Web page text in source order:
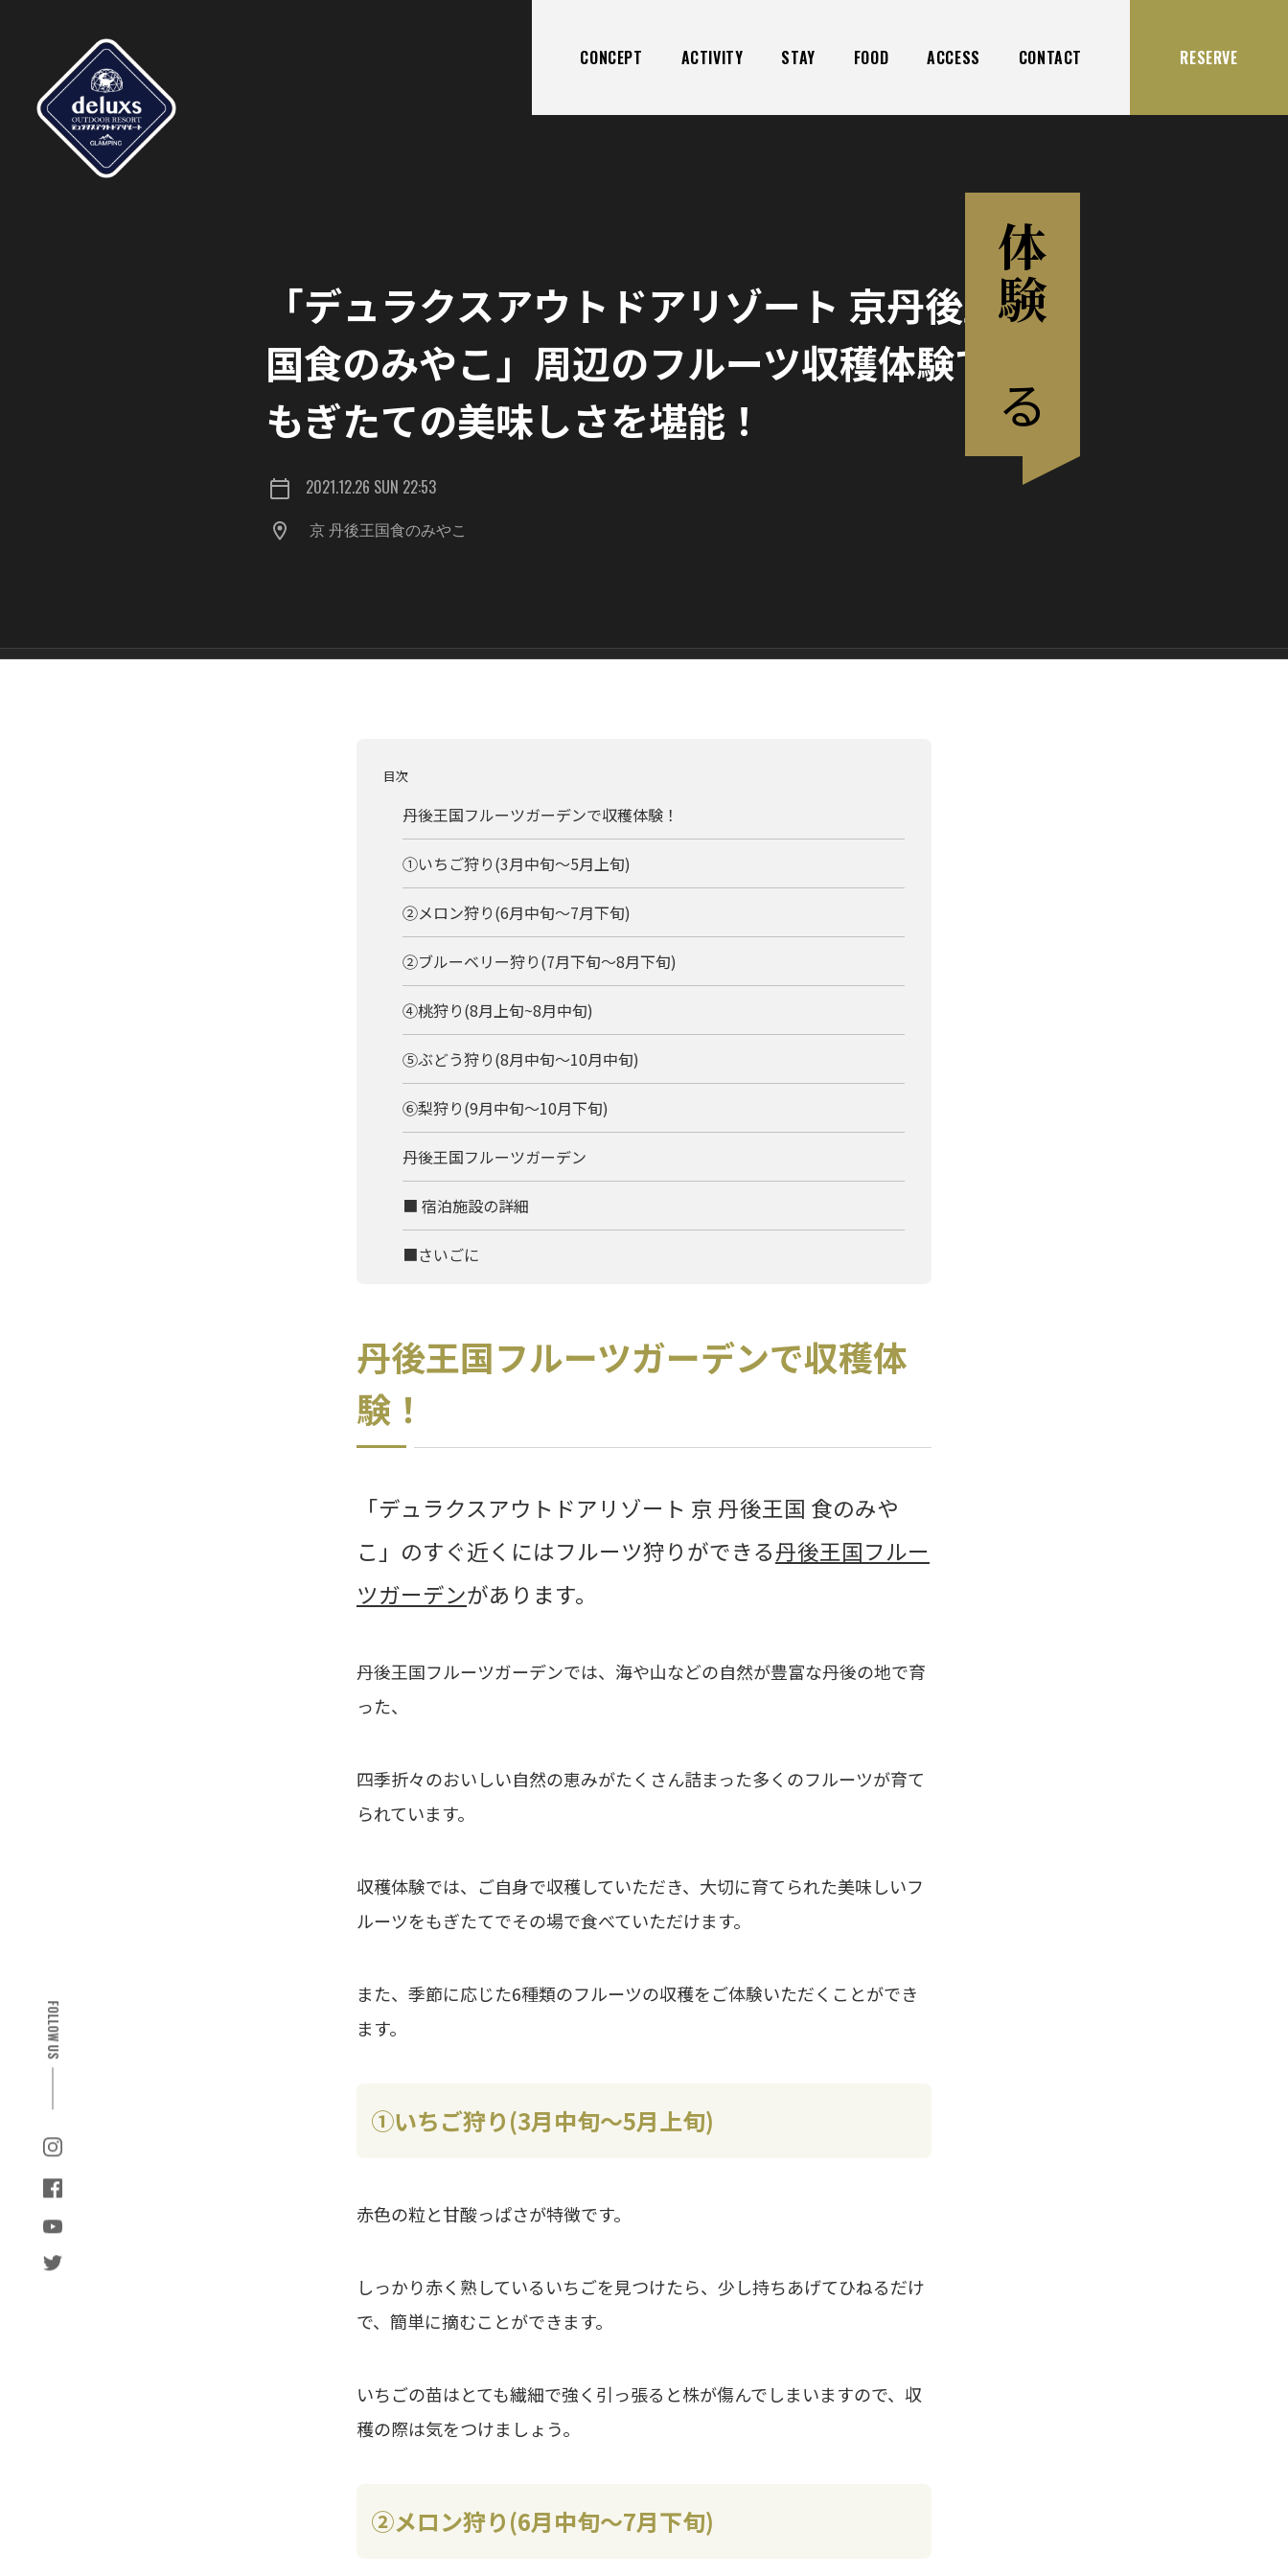
CONCEPT ACTIVITY STAY FOOD ACCESS CONTACT RESERVE
FOLLOW US
体験
する
「デュラクスアウトドアリゾート 京丹後王
国食のみやこ」周辺のフルーツ収穫体験で
もぎたての美味しさを堪能！
2021.12.26 SUN 22:53
京 丹後王国食のみやこ
目次
丹後王国フルーツガーデンで収穫体験！
①いちご狩り(3月中旬〜5月上旬)
②メロン狩り(6月中旬〜7月下旬)
②ブルーベリー狩り(7月下旬〜8月下旬)
④桃狩り(8月上旬~8月中旬)
⑤ぶどう狩り(8月中旬〜10月中旬)
⑥梨狩り(9月中旬〜10月下旬)
丹後王国フルーツガーデン
■ 宿泊施設の詳細
■さいごに
丹後王国フルーツガーデンで収穫体
験！
「デュラクスアウトドアリゾート 京 丹後王国 食のみや
こ」のすぐ近くにはフルーツ狩りができる丹後王国フルー
ツガーデンがあります。
丹後王国フルーツガーデンでは、海や山などの自然が豊富な丹後の地で育
った、
四季折々のおいしい自然の恵みがたくさん詰まった多くのフルーツが育て
られています。
収穫体験では、ご自身で収穫していただき、大切に育てられた美味しいフ
ルーツをもぎたてでその場で食べていただけます。
また、季節に応じた6種類のフルーツの収穫をご体験いただくことができ
ます。
①いちご狩り(3月中旬〜5月上旬)
赤色の粒と甘酸っぱさが特徴です。
しっかり赤く熟しているいちごを見つけたら、少し持ちあげてひねるだけ
で、簡単に摘むことができます。
いちごの苗はとても繊細で強く引っ張ると株が傷んでしまいますので、収
穫の際は気をつけましょう。
②メロン狩り(6月中旬〜7月下旬)